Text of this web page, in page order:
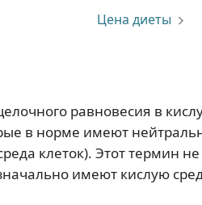
Цена диеты
равновесия в
в норме имеют
клеток). Этот термин
имеют кислую